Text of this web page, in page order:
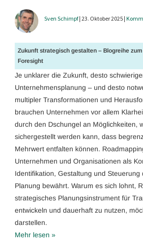
Sven Schimpf| 23. Oktober 2025 |
Zukunft strategisch gestalten – Blogreihe
Foresight
Je unklarer die Zukunft, desto
Unternehmensplanung – und desto
multipler Transformationen und
brauchen Unternehmen vor allem
durch den Dschungel an Möglichkeiten,
sichergestellt werden kann, dass
Mehrwert entfalten können.
Unternehmen und Organisationen als
Identifikation, Gestaltung und Steuerung
Planung bewährt. Warum es sich lohnt,
strategisches Planungsinstrument für
entwickeln und dauerhaft zu nutzen,
darstellen.
Mehr lesen »